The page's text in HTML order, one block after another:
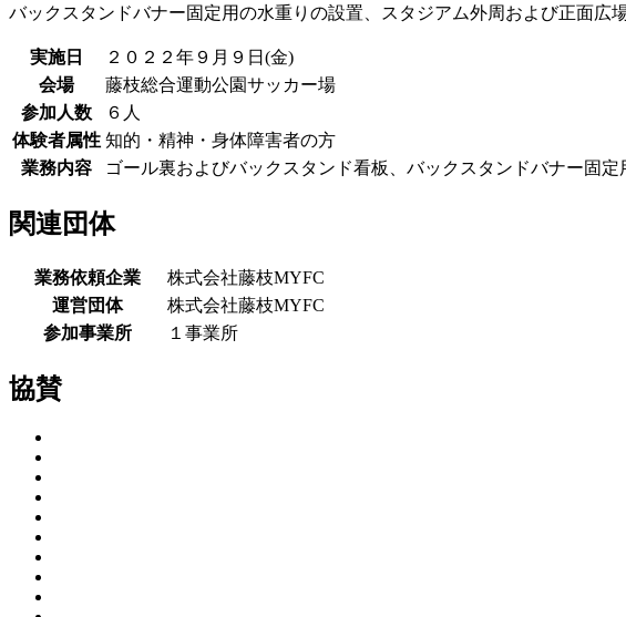
バックスタンドバナー固定用の水重りの設置、スタジアム外周および正面広
実施日
２０２２年９月９日(金)
会場
藤枝総合運動公園サッカー場
参加人数
６人
体験者属性 知的・精神・身体障害者の方
業務内容
ゴール裏およびバックスタンド看板、バックスタンドバナー固
関連団体
業務依頼企業
株式会社藤枝MYFC
運営団体
株式会社藤枝MYFC
参加事業所
１事業所
協賛